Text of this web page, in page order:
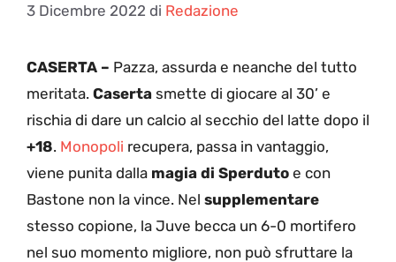
3 Dicembre 2022 di Redazione
CASERTA – Pazza, assurda e neanche del tutto
meritata. Caserta smette di giocare al 30’ e
rischia di dare un calcio al secchio del latte dopo il
+18. Monopoli recupera, passa in vantaggio,
viene punita dalla magia di Sperduto e con
Bastone non la vince. Nel supplementare
stesso copione, la Juve becca un 6-0 mortifero
nel suo momento migliore, non può sfruttare la